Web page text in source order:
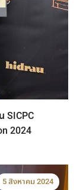
SICPC
2024
5 สิงหาคม 2024